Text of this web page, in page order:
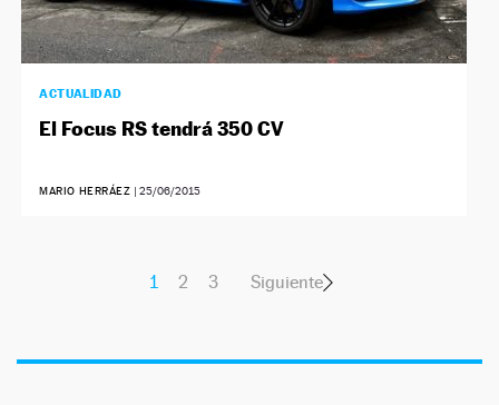
ACTUALIDAD
El Focus RS tendrá 350 CV
MARIO HERRÁEZ | 25/06/2015
1 2 3 Siguiente